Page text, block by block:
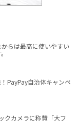
らは最高に使いやすい
PayPay自治体キャンペ
クカメラに称賛「大フ